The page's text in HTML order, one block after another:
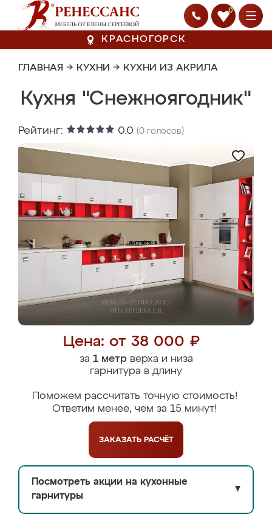
0
КРАСНОГОРСК
ГЛАВНАЯ → КУХНИ → КУХНИ ИЗ АКРИЛА
Кухня "Снежноягодник"
Рейтинг: 0.0 (0 голосов)
Цена: от 38 000 ₽
за 1 метрверха и низа
гарнитура в длину
Поможем рассчитать точную стоимость!
Ответим менее, чем за 15 минут!
ЗАКАЗАТЬ РАСЧЁТ
Посмотреть акции на кухонные
гарнитуры
▼